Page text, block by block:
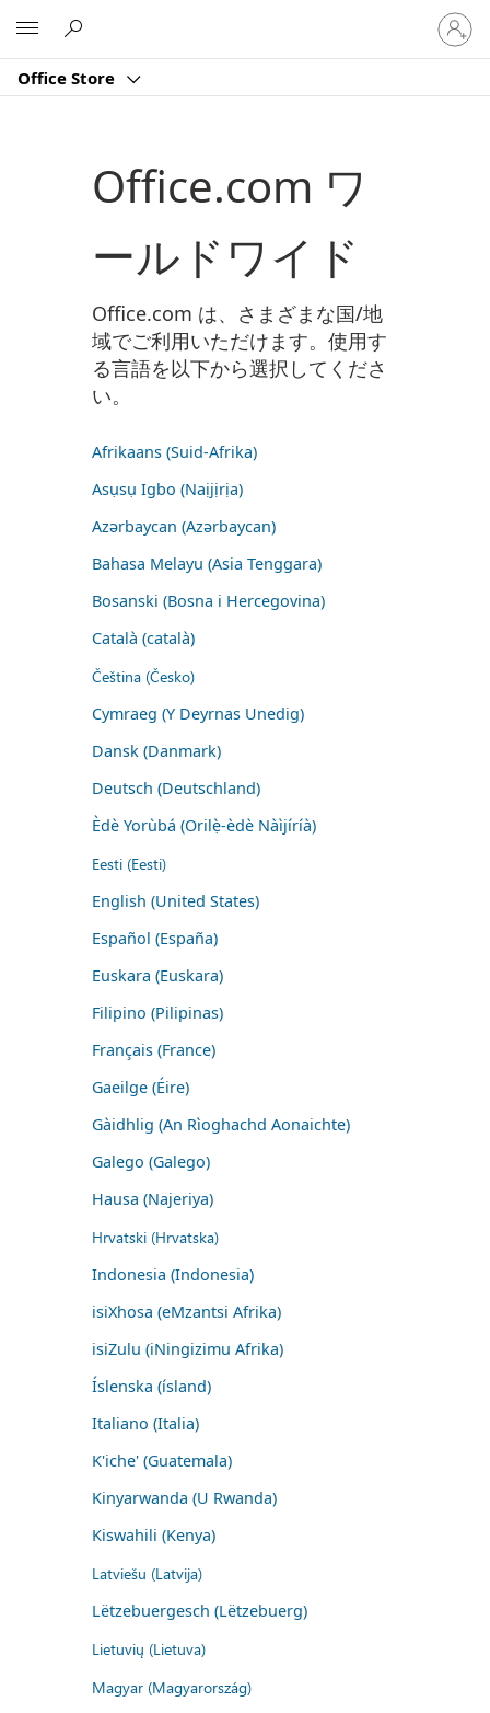
Office Store
ア
カ
ウ
Office.com ワ
ールドワイド
Office.com は、さまざまな国/地
域でご利用いただけます。使用す
る言語を以下から選択してくださ
い。
Afrikaans (Suid-Afrika)
Asụsụ Igbo (Naịjịrịa)
Azərbaycan (Azərbaycan)
Bahasa Melayu (Asia Tenggara)
Bosanski (Bosna i Hercegovina)
Català (català)
Čeština (Česko)
Cymraeg (Y Deyrnas Unedig)
Dansk (Danmark)
Deutsch (Deutschland)
Èdè Yorùbá (Orilẹ̀-èdè Nàìjíríà)
Eesti (Eesti)
English (United States)
Español (España)
Euskara (Euskara)
Filipino (Pilipinas)
Français (France)
Gaeilge (Éire)
Gàidhlig (An Rìoghachd Aonaichte)
Galego (Galego)
Hausa (Najeriya)
Hrvatski (Hrvatska)
Indonesia (Indonesia)
isiXhosa (eMzantsi Afrika)
isiZulu (iNingizimu Afrika)
Íslenska (ísland)
Italiano (Italia)
K'iche' (Guatemala)
Kinyarwanda (U Rwanda)
Kiswahili (Kenya)
Latviešu (Latvija)
Lëtzebuergesch (Lëtzebuerg)
Lietuvių (Lietuva)
Magyar (Magyarország)